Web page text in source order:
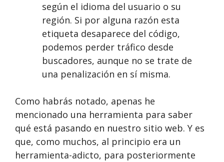
según el idioma del usuario o su
región. Si por alguna razón esta
etiqueta desaparece del código,
podemos perder tráfico desde
buscadores, aunque no se trate de
una penalización en sí misma.
Como habrás notado, apenas he
mencionado una herramienta para saber
qué está pasando en nuestro sitio web. Y es
que, como muchos, al principio era un
herramienta-adicto, para posteriormente